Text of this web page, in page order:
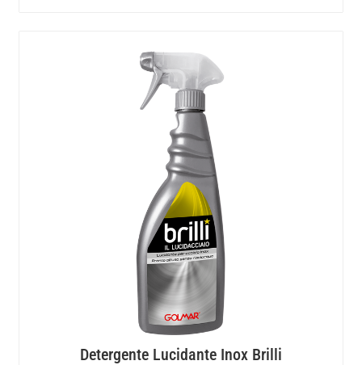
Detergente Lucidante Inox Brilli